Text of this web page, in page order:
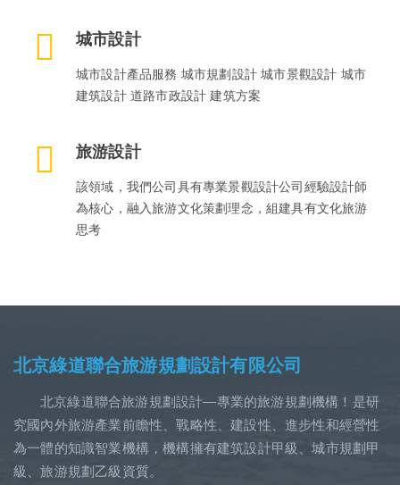
城市設計
城市設計產品服務 城市規劃設計 城市景觀設計 城市
建筑設計 道路市政設計 建筑方案
旅游設計
該領域，我們公司具有專業景觀設計公司經驗設計師
為核心，融入旅游文化策劃理念，組建具有文化旅游
思考
北京綠道聯合旅游規劃設計有限公司
北京綠道聯合旅游規劃設計—專業的旅游規劃機構！是研
究國內外旅游產業前瞻性、戰略性、建設性、進步性和經營性
為一體的知識智業機構，機構擁有建筑設計甲級、城市規劃甲
級、旅游規劃乙級資質。